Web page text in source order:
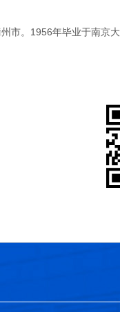
市。1956年毕业于南京大